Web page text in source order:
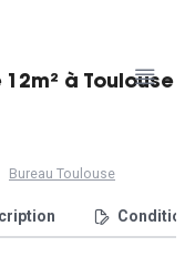
à Toulouse
Bureau Toulouse